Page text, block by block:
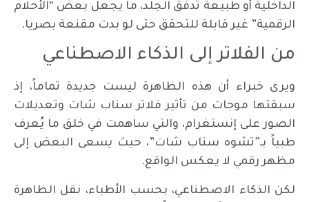
الداخلية أو طبيعة تدفق الجلد، ما يجعل بعض “الأحلام
الرقمية” غير قابلة للتحقق حتى لو بدت مقنعة بصريا.
من الفلاتر إلى الذكاء الاصطناعي
ويرى خبراء أن هذه الظاهرة ليست جديدة تماماً، إذ
سبقتها موجات من تأثير فلاتر سناب شات وتعديلات
الصور على إنستغرام، والتي ساهمت في خلق ما يُعرف
طبياً بـ”تشوه سناب شات”، حيث يسعى البعض إلى
مظهر رقمي لا يعكس الواقع.
لكن الذكاء الاصطناعي، بحسب الأطباء، نقل الظاهرة